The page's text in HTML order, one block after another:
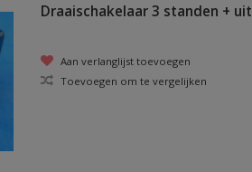
Draaischakelaar 3 standen + uit
Aan verlanglijst toevoegen
Toevoegen om te vergelijken